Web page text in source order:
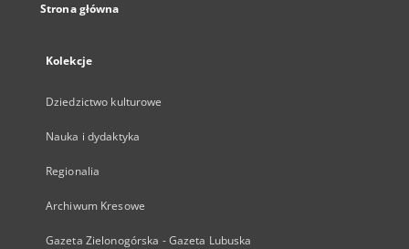
Strona główna
Kolekcje
Dziedzictwo kulturowe
Nauka i dydaktyka
Regionalia
Archiwum Kresowe
Gazeta Zielonogórska - Gazeta Lubuska